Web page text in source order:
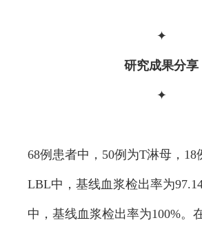
✦
研究成果分享
✦
68例患者中，50例为T淋母，18
LBL中，基线血浆检出率为
中，基线血浆检出率为100%。